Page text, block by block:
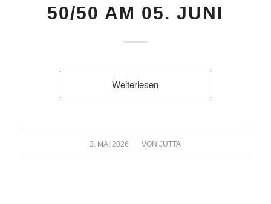
50/50 AM 05. JUNI
Weiterlesen
3. MAI 2026
/ VONJUTTA